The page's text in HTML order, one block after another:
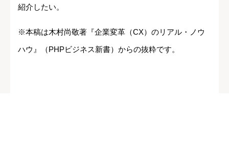
紹介したい。
※本稿は木村尚敬著『企業変革（CX）のリアル・ノウ
ハウ』（PHPビジネス新書）からの抜粋です。